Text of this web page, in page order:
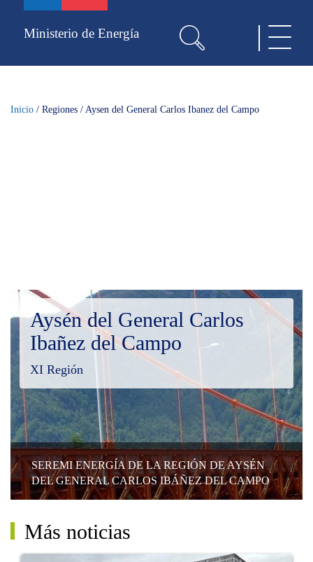
contenidoMinisterio de Energía
Inicio / Regiones / Aysen del General Carlos Ibanez del Campo
Aysén del General Carlos
Ibañez del Campo
XI Región
SEREMI ENERGÍA DE LA REGIÓN DE AYSÉN
DEL GENERAL CARLOS IBÁÑEZ DEL CAMPO
Más noticias